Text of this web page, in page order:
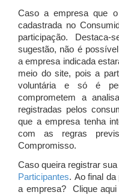
Caso a empresa que
cadastrada no
participação.
sugestão, não é
a empresa indicada
meio do site, pois a
voluntária e só é
comprometem a
registradas pelos
que a empresa tenha
com as regras
Compromisso.
Caso queira registrar
Participantes. Ao final da
a empresa? Clique